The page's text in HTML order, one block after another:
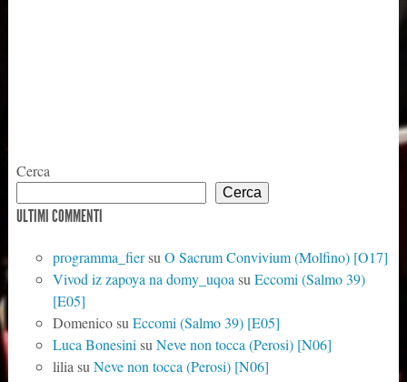
Cerca
Cerca
ULTIMI COMMENTI
programma_fiersu O Sacrum Convivium (Molfino) [O17]
Vivod iz zapoya na domy_uqoa su Eccomi (Salmo 39)
[E05]
Domenicosu Eccomi (Salmo 39) [E05]
Luca Bonesini su Neve non tocca (Perosi) [N06]
lilia su Neve non tocca (Perosi) [N06]